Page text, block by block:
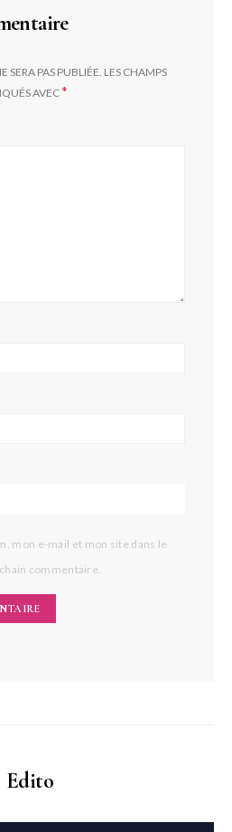
SERA PAS PUBLIÉE. LES CHAMPS
AVEC*
mon e-mail et mon site dans le
commentaire.
Edito